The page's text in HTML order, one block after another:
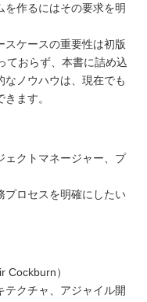
作るにはその要求を明
スケースの重要性は初版
ておらず、本書に詰め込
なノウハウは、現在でも
ます。
ェクトマネージャー、プ
プロセスを明確にしたい
Cockburn）
テクチャ、アジャイル開